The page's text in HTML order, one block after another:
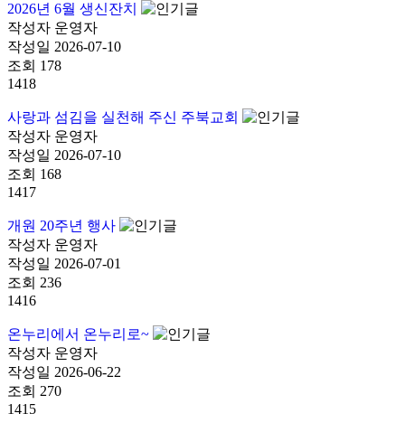
2026년 6월 생신잔치
작성자 운영자
작성일 2026-07-10
조회 178
1418
사랑과 섬김을 실천해 주신 주북교회
작성자 운영자
작성일 2026-07-10
조회 168
1417
개원 20주년 행사
작성자 운영자
작성일 2026-07-01
조회 236
1416
온누리에서 온누리로~
작성자 운영자
작성일 2026-06-22
조회 270
1415